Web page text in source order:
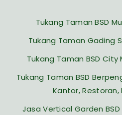
Tukang Taman BSD
Tukang Taman Gading
Tukang Taman BSD
Tukang Taman BSD
Kantor,
Jasa Vertical Garden